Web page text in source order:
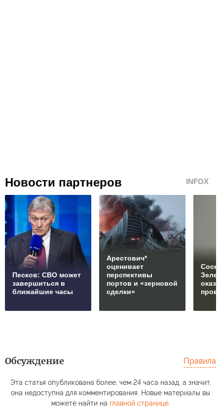
Новости партнеров INFOX
Песков: СВО может
завершиться в
ближайшие часы
Арестович*
оценивает
перспективы
портов и «зерновой
сделки»
Обсуждение Правила
Эта статья опубликована более, чем 24 часа назад, а значит,
она недоступна для комментирования. Новые материалы вы
можете найти на главной странице.